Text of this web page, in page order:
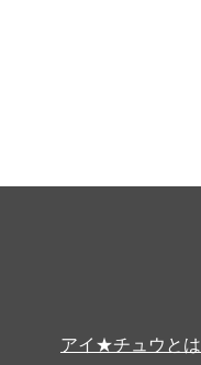
アイ★チュウとは